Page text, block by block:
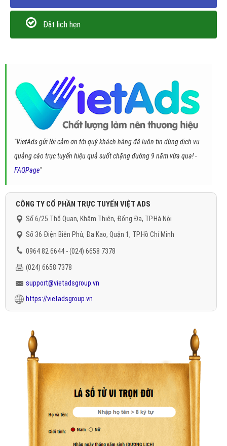
Đặt lịch hẹn
"VietAds gửi lời cảm ơn tới quý khách hàng đã luôn tin dùng dịch vụ
quảng cáo trực tuyến hiệu quả suốt chặng đường 9 năm vừa qua! -
FAQPage"
CÔNG TY CỔ PHẦN TRỰC TUYẾN VIỆT ADS
Số 6/25 Thổ Quan, Khâm Thiên, Đống Đa, TP.Hà Nội
Số 36 Điện Biên Phủ, Đa Kao, Quận 1, TP.Hồ Chí Minh
0964 82 6644 - (024) 6658 7378
(024) 6658 7378
support@vietadsgroup.vn
https://vietadsgroup.vn